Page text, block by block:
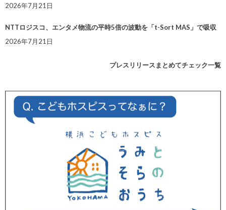
2026年7月21日
NTTロジスコ、エンタメ物流の平時5倍の波動を「t-Sort MAS」で吸収
2026年7月21日
プレスリリースまとめてチェック一覧